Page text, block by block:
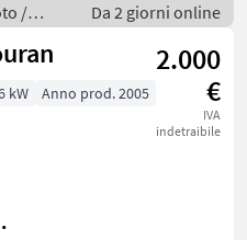
/
Da 2 giorni online
2.000
€
IVA
indetraibile
kW Anno prod. 2005